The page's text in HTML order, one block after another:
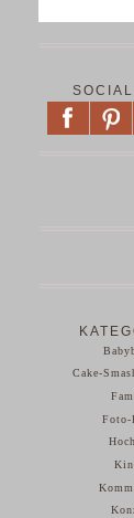
Cake-
Foto-